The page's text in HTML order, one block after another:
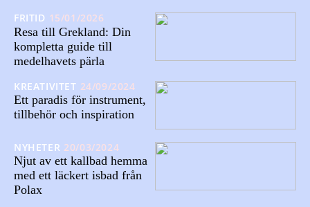
FRITID 15/01/2026
Resa till Grekland: Din
kompletta guide till
medelhavets pärla
KREATIVITET 24/09/2024
Ett paradis för instrument,
tillbehör och inspiration
NYHETER 20/03/2024
Njut av ett kallbad hemma
med ett läckert isbad från
Polax